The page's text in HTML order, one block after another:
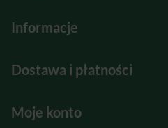
Informacje
Dostawa i płatności
Moje konto